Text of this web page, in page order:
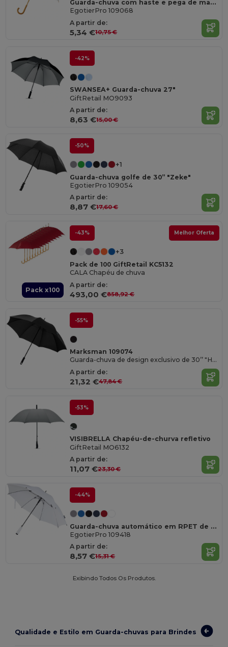
Guarda-chuva com haste e pega de madeira de 23’’ "Jova"
EgotierPro 109068
A partir de:
5,34 €10,75 €
-42%
SWANSEA+ Guarda-chuva 27"
GiftRetail MO9093
A partir de:
8,63 €15,00 €
-50%
+1
Guarda-chuva golfe de 30’’ "Zeke"
EgotierPro 109054
A partir de:
8,87 €17,60 €
Pack x100
-43% Melhor Oferta
+3
Pack de 100 GiftRetail KC5132
CALA Chapéu de chuva
A partir de:
493,00 €858,92 €
-55%
Marksman 109074
Guarda-chuva de design exclusivo de 30’’ "Halo"
A partir de:
21,32 €47,84 €
-53%
VISIBRELLA Chapéu-de-churva refletivo
GiftRetail MO6132
A partir de:
11,07 €23,30 €
-44%
Guarda-chuva automático em RPET de 23" "Niel"
EgotierPro 109418
A partir de:
8,57 €15,31 €
Exibindo Todos Os Produtos.
Qualidade e Estilo em Guarda-chuvas para Brindes